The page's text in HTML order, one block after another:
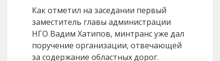
Как отметил на заседании первый
заместитель главы администрации
НГО Вадим Хатипов, минтранс уже дал
поручение организации, отвечающей
за содержание областных дорог.